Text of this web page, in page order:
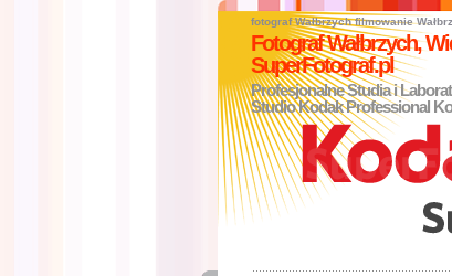
fotograf Wałbrzych filmowanie
Fotograf Wałbrzych,
SuperFotograf.pl
Profesjonalne Studia i
Studio Kodak Professional